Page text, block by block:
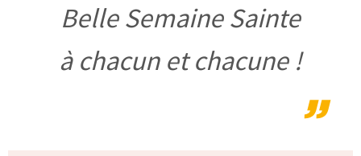
Belle Semaine Sainte
à chacun et chacune !